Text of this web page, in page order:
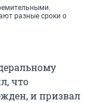
разные сроки о
что
и призвал